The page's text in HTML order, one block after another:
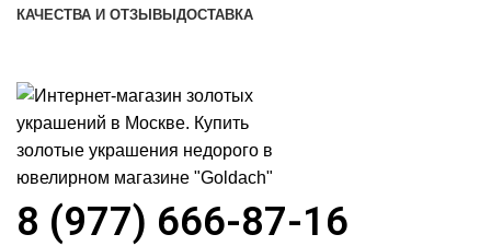
КАЧЕСТВА И ОТЗЫВЫ ДОСТАВКА
8 (977) 666-87-16